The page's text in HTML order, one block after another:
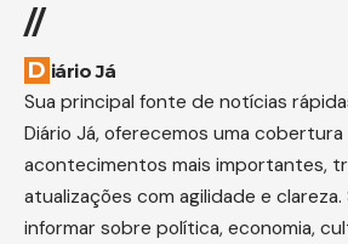
//
Diário Já
Sua principal fonte de notícias
Diário Já, oferecemos uma
acontecimentos mais importantes,
atualizações com agilidade e clareza.
informar sobre política, economia,